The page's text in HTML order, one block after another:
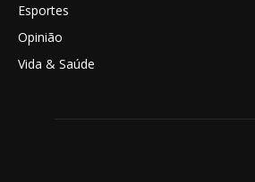
Esportes
Opinião
Vida & Saúde